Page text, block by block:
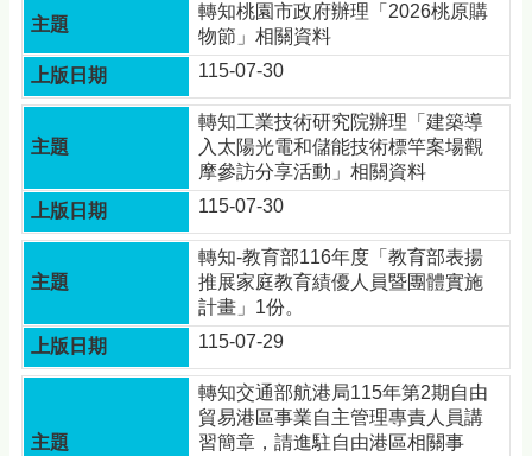
轉知桃園市政府辦理「2026桃原購
物節」相關資料
115-07-30
轉知工業技術研究院辦理「建築導
入太陽光電和儲能技術標竿案場觀
摩參訪分享活動」相關資料
115-07-30
轉知-教育部116年度「教育部表揚
推展家庭教育績優人員暨團體實施
計畫」1份。
115-07-29
轉知交通部航港局115年第2期自由
貿易港區事業自主管理專責人員講
習簡章，請進駐自由港區相關事